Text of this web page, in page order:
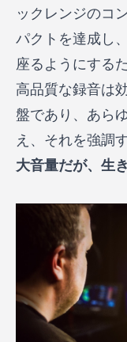
ックレンジのコ
パクトを達成し
座るようにする
高品質な録音は
盤であり、あら
え、それを強調
大音量だが、生